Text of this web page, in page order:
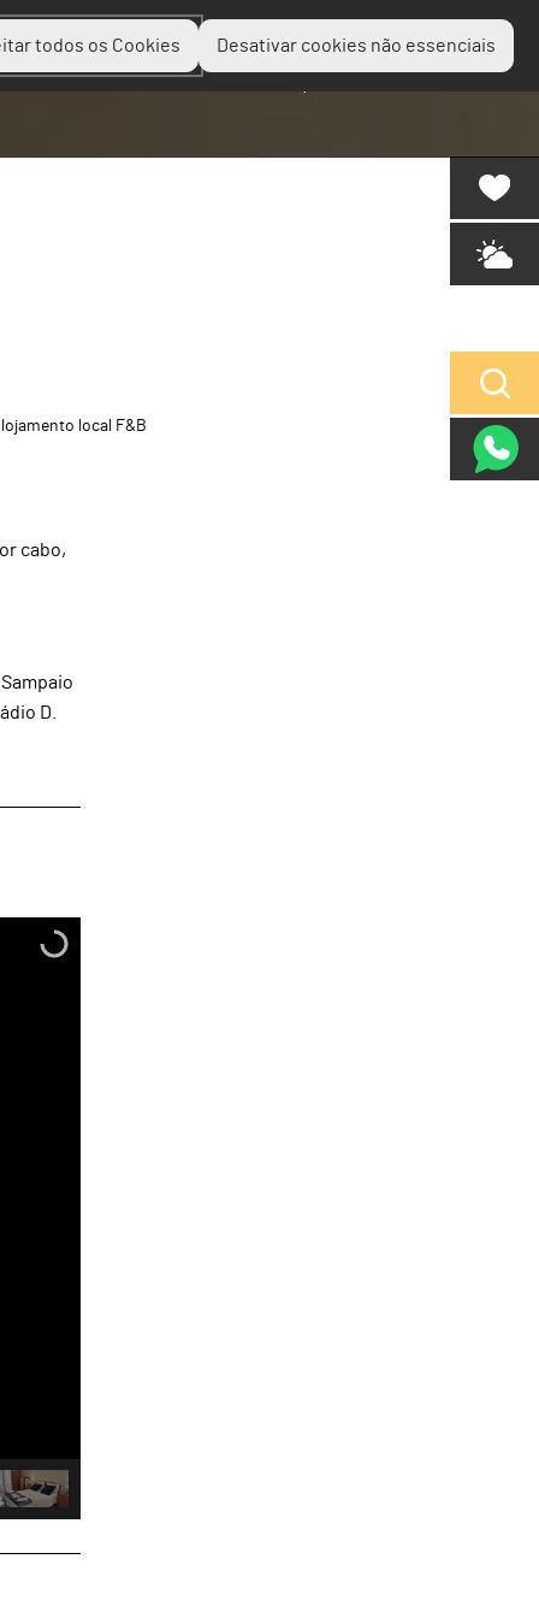
todos os Cookies Desativar cookies não essenciais
Planear Descobrir
local F&B
cabo,
D.